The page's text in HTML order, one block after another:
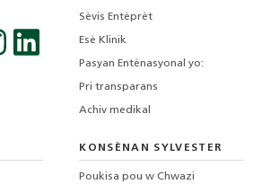
Sèvis Entèprèt
Esè Klinik
Pasyan Entènasyonal yo:
Pri transparans
Achiv medikal
KONSÈNAN SYLVESTER
Poukisa pou w Chwazi